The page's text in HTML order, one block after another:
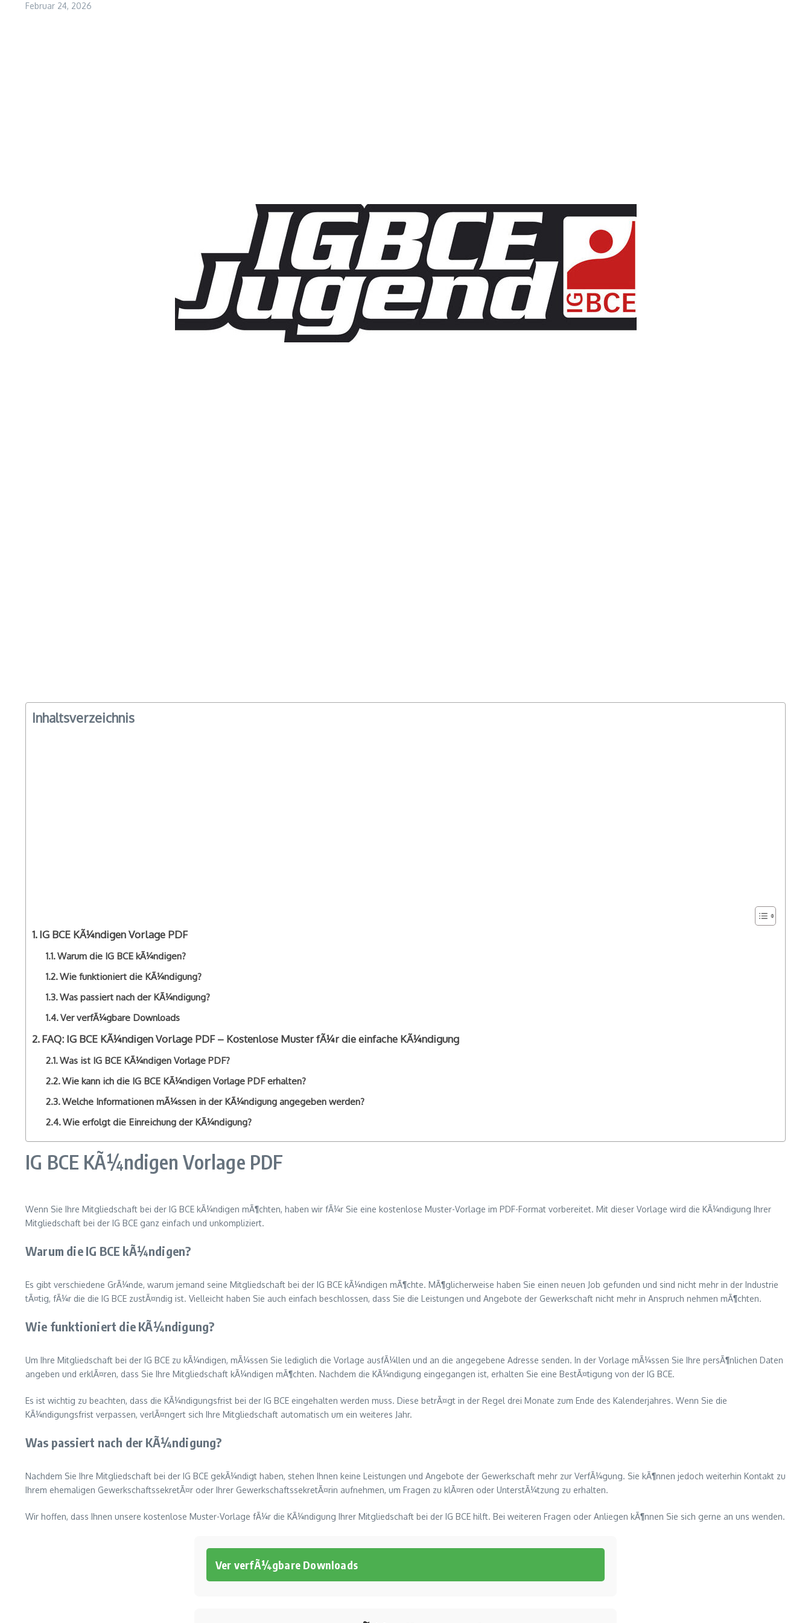
Februar 24, 2026
Inhaltsverzeichnis
IG BCE KÃ¼ndigen Vorlage PDF
Warum die IG BCE kÃ¼ndigen?
Wie funktioniert die KÃ¼ndigung?
Was passiert nach der KÃ¼ndigung?
Ver verfÃ¼gbare Downloads
FAQ: IG BCE KÃ¼ndigen Vorlage PDF – Kostenlose Muster fÃ¼r die einfache KÃ¼ndigung
Was ist IG BCE KÃ¼ndigen Vorlage PDF?
Wie kann ich die IG BCE KÃ¼ndigen Vorlage PDF erhalten?
Welche Informationen mÃ¼ssen in der KÃ¼ndigung angegeben werden?
Wie erfolgt die Einreichung der KÃ¼ndigung?
IG BCE KÃ¼ndigen Vorlage PDF
Wenn Sie Ihre Mitgliedschaft bei der IG BCE kÃ¼ndigen mÃ¶chten, haben wir fÃ¼r Sie eine kostenlose Muster-Vorlage im PDF-Format vorbereitet. Mit dieser Vorlage wird die KÃ¼ndigung Ihrer
Mitgliedschaft bei der IG BCE ganz einfach und unkompliziert.
Warum die IG BCE kÃ¼ndigen?
Es gibt verschiedene GrÃ¼nde, warum jemand seine Mitgliedschaft bei der IG BCE kÃ¼ndigen mÃ¶chte. MÃ¶glicherweise haben Sie einen neuen Job gefunden und sind nicht mehr in der Industrie
tÃ¤tig, fÃ¼r die die IG BCE zustÃ¤ndig ist. Vielleicht haben Sie auch einfach beschlossen, dass Sie die Leistungen und Angebote der Gewerkschaft nicht mehr in Anspruch nehmen mÃ¶chten.
Wie funktioniert die KÃ¼ndigung?
Um Ihre Mitgliedschaft bei der IG BCE zu kÃ¼ndigen, mÃ¼ssen Sie lediglich die Vorlage ausfÃ¼llen und an die angegebene Adresse senden. In der Vorlage mÃ¼ssen Sie Ihre persÃ¶nlichen Daten
angeben und erklÃ¤ren, dass Sie Ihre Mitgliedschaft kÃ¼ndigen mÃ¶chten. Nachdem die KÃ¼ndigung eingegangen ist, erhalten Sie eine BestÃ¤tigung von der IG BCE.
Es ist wichtig zu beachten, dass die KÃ¼ndigungsfrist bei der IG BCE eingehalten werden muss. Diese betrÃ¤gt in der Regel drei Monate zum Ende des Kalenderjahres. Wenn Sie die
KÃ¼ndigungsfrist verpassen, verlÃ¤ngert sich Ihre Mitgliedschaft automatisch um ein weiteres Jahr.
Was passiert nach der KÃ¼ndigung?
Nachdem Sie Ihre Mitgliedschaft bei der IG BCE gekÃ¼ndigt haben, stehen Ihnen keine Leistungen und Angebote der Gewerkschaft mehr zur VerfÃ¼gung. Sie kÃ¶nnen jedoch weiterhin Kontakt zu
Ihrem ehemaligen GewerkschaftssekretÃ¤r oder Ihrer GewerkschaftssekretÃ¤rin aufnehmen, um Fragen zu klÃ¤ren oder UnterstÃ¼tzung zu erhalten.
Wir hoffen, dass Ihnen unsere kostenlose Muster-Vorlage fÃ¼r die KÃ¼ndigung Ihrer Mitgliedschaft bei der IG BCE hilft. Bei weiteren Fragen oder Anliegen kÃ¶nnen Sie sich gerne an uns wenden.
Ver verfÃ¼gbare Downloads